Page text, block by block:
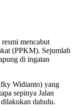
mencabut
(PPKM). Sejumlah
di ingatan
Widianto) yang
sepinya Jalan
dahulu.